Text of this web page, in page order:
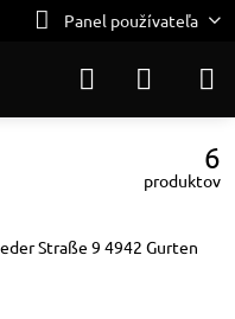
Panel používateľa
6
produktov
Straße 9 4942 Gurten